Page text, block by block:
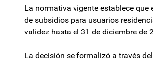
La normativa vigente establece que
de subsidios para usuarios
validez hasta el 31 de diciembre de
La decisión se formalizó a través